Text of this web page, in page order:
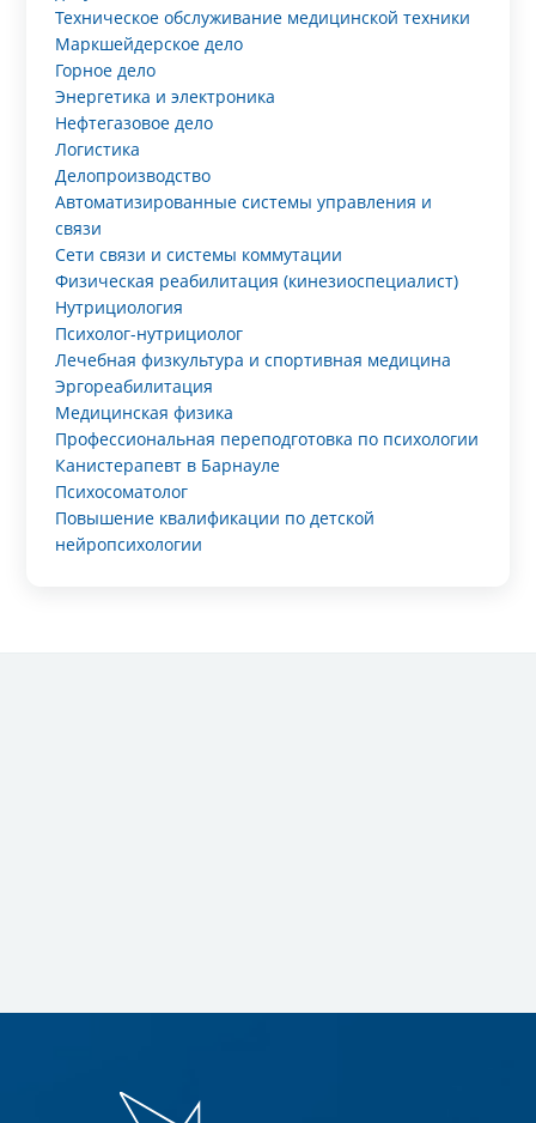
Техническое обслуживание медицинской техники
Маркшейдерское дело
Горное дело
Энергетика и электроника
Нефтегазовое дело
Логистика
Делопроизводство
Автоматизированные системы управления и
связи
Сети связи и системы коммутации
Физическая реабилитация (кинезиоспециалист)
Нутрициология
Психолог-нутрициолог
Лечебная физкультура и спортивная медицина
Эргореабилитация
Медицинская физика
Профессиональная переподготовка по психологии
Канистерапевт в Барнауле
Психосоматолог
Повышение квалификации по детской
нейропсихологии